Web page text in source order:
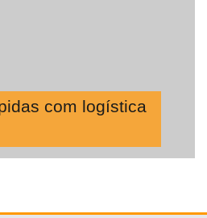
com logística